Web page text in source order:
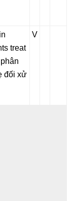
treat
đối xử
V